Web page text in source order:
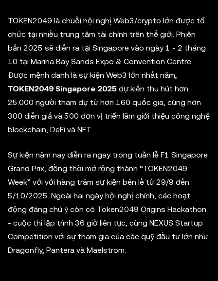
TOKEN2049 là chuỗi hội nghị Web3/crypto lớn được tổ
chức tại nhiều trung tâm tài chính trên thế giới. Phiên
bản 2025 sẽ diễn ra tại Singapore vào ngày 1 - 2 tháng
10 tại Marina Bay Sands Expo & Convention Centre.
Được mệnh danh là sự kiện Web3 lớn nhất năm,
TOKEN2049 Singapore 2025 dự kiến thu hút hơn
25.000 người tham dự từ hơn 160 quốc gia, cùng hơn
300 diễn giả và 500 đơn vị triển lãm giới thiệu công nghệ
blockchain, DeFi và NFT.
Sự kiện năm nay diễn ra ngay trong tuần lễ F1 Singapore
Grand Prix, đồng thời mở rộng thành “TOKEN2049
Week” với với hàng trăm sự kiện bên lề từ 29/9 đến
5/10/2025. Ngoài hai ngày hội nghị chính, các hoạt
động đáng chú ý còn có Token2049 Origins Hackathon
- cuộc thi lập trình 36 giờ liên tục, cùng NEXUS Startup
Competition với sự tham gia của các quỹ đầu tư lớn như
Dragonfly, Pantera và Maelstrom.